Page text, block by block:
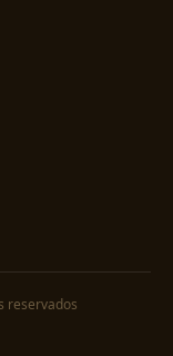
reservados